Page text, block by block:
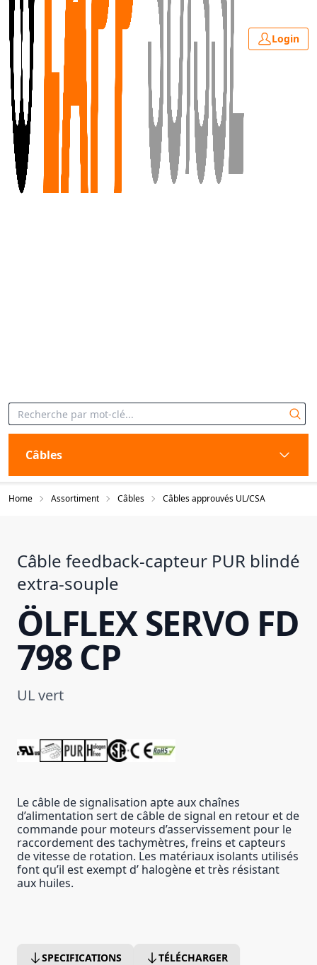
Login
Câbles
Home Assortiment Câbles Câbles approuvés UL/CSA
Câble feedback-capteur PUR blindé
extra-souple
ÖLFLEX SERVO FD
798 CP
UL vert
Le câble de signalisation apte aux chaînes
d’alimentation sert de câble de signal en retour et de
commande pour moteurs d’asservissement pour le
raccordement des tachymètres, freins et capteurs
de vitesse de rotation. Les matériaux isolants utilisés
font qu’il est exempt d’ halogène et très résistant
aux huiles.
SPECIFICATIONS TÉLÉCHARGER